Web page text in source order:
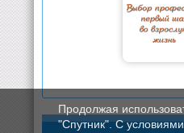
Продолжая
"Спутник". С